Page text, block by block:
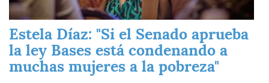
Estela Díaz: "Si el Senado aprueba
la ley Bases está condenando a
muchas mujeres a la pobreza"